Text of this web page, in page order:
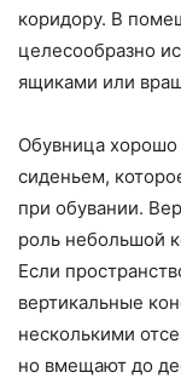
коридору. В
целесообразно
ящиками или
Обувница хорошо
сиденьем,
при обувании.
роль небольшой
Если
вертикальные
несколькими
но вмещают до